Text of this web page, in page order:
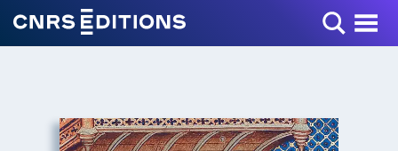
Toggle Menu
+